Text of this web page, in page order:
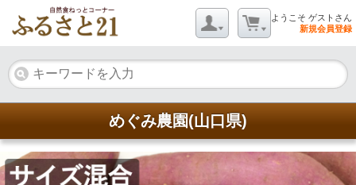
ようこそ ゲストさん
新規会員登録
めぐみ農園(山口県)